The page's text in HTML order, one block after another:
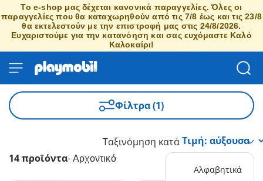
Το e-shop μας δέχεται κανονικά παραγγελίες. Όλες οι
παραγγελίες που θα καταχωρηθούν από τις 7/8 έως και τις 23/8
θα εκτελεστούν με την επιστροφή μας στις 24/8/2026.
Ευχαριστούμε για την κατανόηση και σας ευχόμαστε Καλό
Καλοκαίρι!
Φίλτρα (1)
14 προϊόντα- Αρχοντικό
Ταξινόμηση κατά
Αλφαβητικά